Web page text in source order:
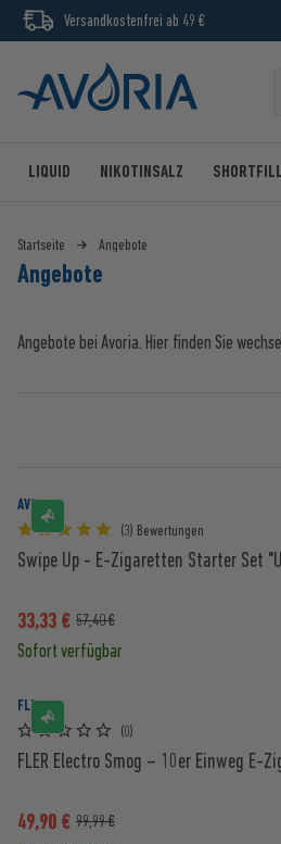
Versandkostenfrei ab 49 €
LIQUID NIKOTINSALZ
Startseite Angebote
Angebote
Angebote bei Avoria. Hier finden Sie
AVORIA
(3) Bewertungen
Swipe Up - E-Zigaretten Starter Set
33,33 € 57,40 €
Sofort verfügbar
FLER
(0)
FLER Electro Smog – 10er Einweg E-
49,90 € 99,99 €